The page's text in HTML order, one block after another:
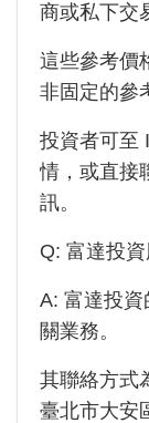
商或私下交
這些參考價
非固定的參
投資者可至
情，或直接
訊。
Q: 富達投資
A: 富達投資
關業務。
其聯絡方式
臺北市大安